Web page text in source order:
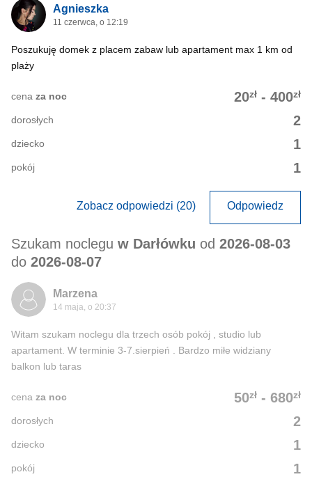
Agnieszka
11 czerwca, o 12:19
Poszukuję domek z placem zabaw lub apartament max 1 km od
plaży
20zł - 400zł
cena za noc
2
dorosłych
1
dziecko
1
pokój
Zobacz odpowiedzi (20) Odpowiedz
Szukam noclegu w Darłówku od 2026-08-03
do 2026-08-07
Marzena
14 maja, o 20:37
Witam szukam noclegu dla trzech osób pokój , studio lub
apartament. W terminie 3-7.sierpień . Bardzo miłe widziany
balkon lub taras
50zł - 680zł
cena za noc
2
dorosłych
1
dziecko
1
pokój